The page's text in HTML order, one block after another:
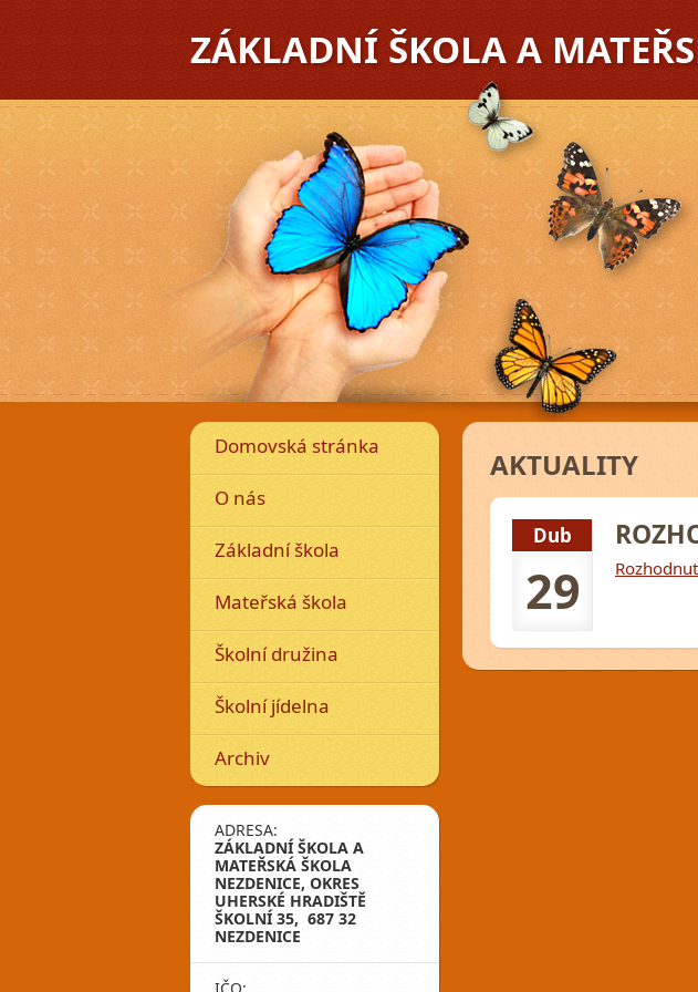
ZÁKLADNÍ ŠKOLA A
Předchozí
AKTUALITY
Dub
29
Domovská stránka
O nás
Základní škola
Mateřská škola
Školní družina
Školní jídelna
Archiv
ADRESA:
ZÁKLADNÍ ŠKOLA A
MATEŘSKÁ ŠKOLA
NEZDENICE, OKRES
UHERSKÉ HRADIŠTĚ
ŠKOLNÍ 35, 687 32
NEZDENICE